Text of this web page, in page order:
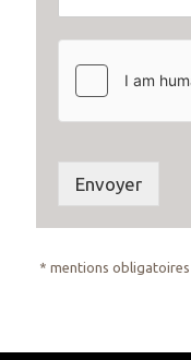
Envoyer
* mentions obligatoires